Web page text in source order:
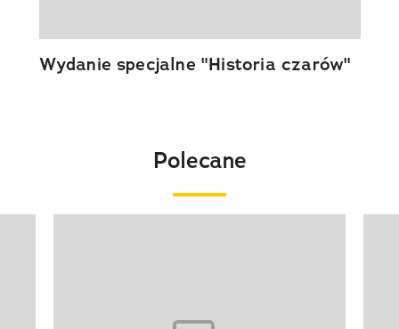
Wydanie specjalne "Historia czarów"
Polecane